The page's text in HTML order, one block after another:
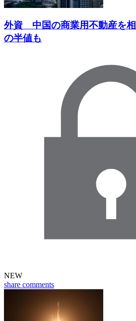
外資 中国の商業用不動産を
の半値も
NEW
share comments